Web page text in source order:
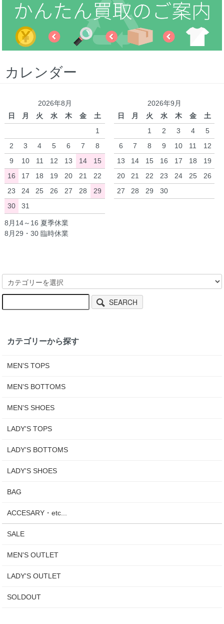
カレンダー
2026年8月
日
月 火 水 木 金
土
1
2
3 4 5 6 7
8
9
10 11 12 13 14
15
16
17 18 19 20 21
22
23
24 25 26 27 28
29
30
31
2026年9月
日
月 火 水 木 金
土
1
2 3 4
5
6
7 8 9 10 11
12
13
14 15 16 17 18
19
20
21 22 23 24 25
26
27
28 29 30
8月14～16 夏季休業
8月29・30 臨時休業
SEARCH
カテゴリーから探す
MEN'S TOPS
MEN'S BOTTOMS
MEN'S SHOES
LADY'S TOPS
LADY'S BOTTOMS
LADY'S SHOES
BAG
ACCESARY・etc...
SALE
MEN'S OUTLET
LADY'S OUTLET
SOLDOUT